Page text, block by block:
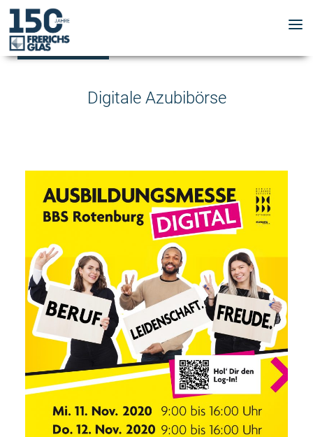
Digitale Azubibörse